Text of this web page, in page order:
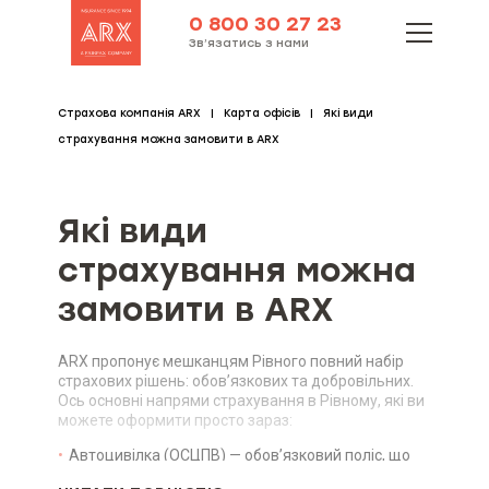
0 800 30 27 23
Зв’язатись з нами
Страхова компанія ARX Карта офісів
Які види
страхування можна замовити в ARX
Які види
страхування можна
замовити в ARX
ARX пропонує мешканцям Рівного повний набір
страхових рішень: обов’язкових та добровільних.
Ось основні напрями страхування в Рівному, які ви
можете оформити просто зараз:
Автоцивілка (ОСЦПВ) — обов’язковий поліс, що